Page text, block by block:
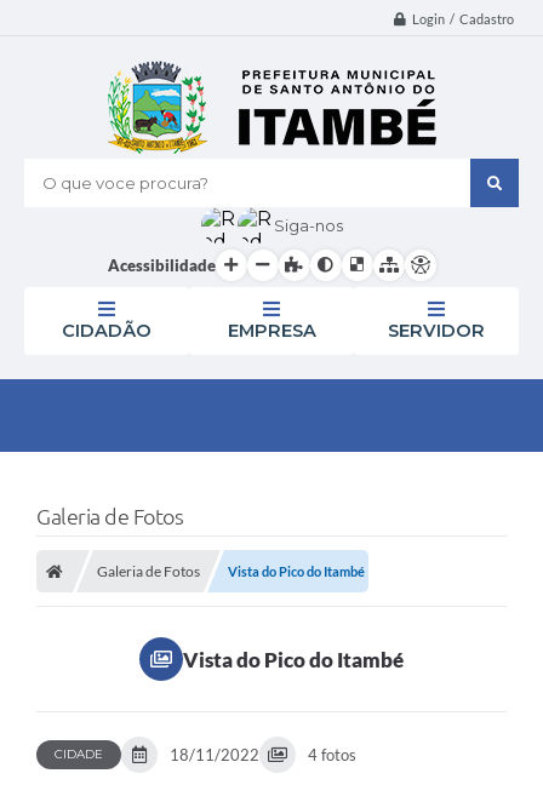
Login / Cadastro
O que voce procura?
Siga-nos
Acessibilidade
CIDADÃO EMPRESA SERVIDOR
Galeria de Fotos
Galeria de Fotos Vista do Pico do Itambé
Vista do Pico do Itambé
CIDADE 18/11/2022 4 fotos